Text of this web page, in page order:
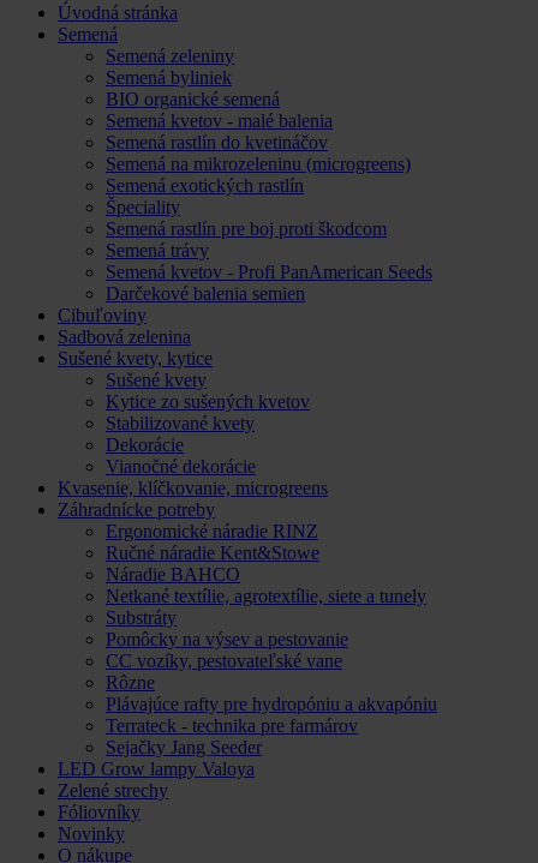
Úvodná stránka
Semená
Semená zeleniny
Semená byliniek
BIO organické semená
Semená kvetov - malé balenia
Semená rastlín do kvetináčov
Semená na mikrozeleninu (microgreens)
Semená exotických rastlín
Špeciality
Semená rastlín pre boj proti škodcom
Semená trávy
Semená kvetov - Profi PanAmerican Seeds
Darčekové balenia semien
Cibuľoviny
Sadbová zelenina
Sušené kvety, kytice
Sušené kvety
Kytice zo sušených kvetov
Stabilizované kvety
Dekorácie
Vianočné dekorácie
Kvasenie, klíčkovanie, microgreens
Záhradnícke potreby
Ergonomické náradie RINZ
Ručné náradie Kent&Stowe
Náradie BAHCO
Netkané textílie, agrotextílie, siete a tunely
Substráty
Pomôcky na výsev a pestovanie
CC vozíky, pestovateľské vane
Rôzne
Plávajúce rafty pre hydropóniu a akvapóniu
Terrateck - technika pre farmárov
Sejačky Jang Seeder
LED Grow lampy Valoya
Zelené strechy
Fóliovníky
Novinky
O nákupe